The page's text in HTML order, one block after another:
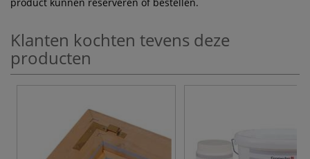
Klanten kochten tevens deze
producten